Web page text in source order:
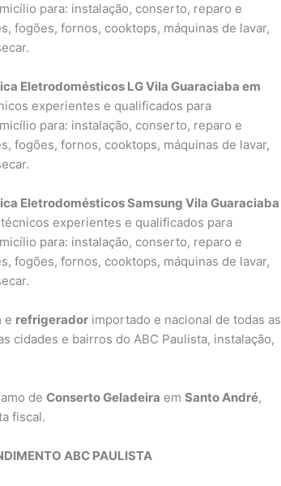
para: instalação, conserto, reparo e
fogões, fornos, cooktops, máquinas de lavar,
Eletrodomésticos LG Vila Guaraciaba em
experientes e qualificados para
para: instalação, conserto, reparo e
fogões, fornos, cooktops, máquinas de lavar,
Eletrodomésticos Samsung Vila Guaraciaba
experientes e qualificados para
para: instalação, conserto, reparo e
fogões, fornos, cooktops, máquinas de lavar,
e refrigerador importado e nacional de todas as
cidades e bairros do ABC Paulista, instalação,
deConserto Geladeira emSanto André,
fiscal.
ABC PAULISTA